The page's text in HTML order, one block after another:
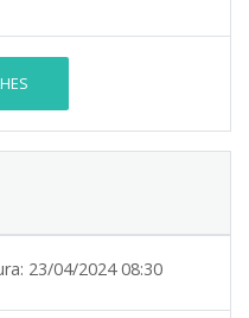
23/04/2024 08:30